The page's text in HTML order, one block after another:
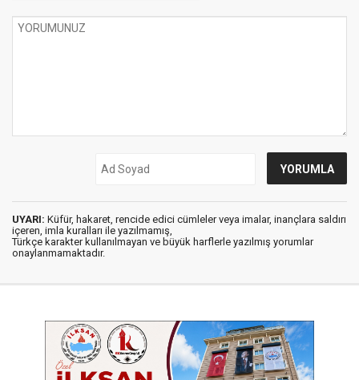
UYARI: Küfür, hakaret, rencide edici cümleler veya imalar, inançlara saldırı
içeren, imla kuralları ile yazılmamış,
Türkçe karakter kullanılmayan ve büyük harflerle yazılmış yorumlar
onaylanmamaktadır.